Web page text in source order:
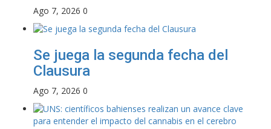
Ago 7, 2026 0
Se juega la segunda fecha del
Clausura
Ago 7, 2026 0